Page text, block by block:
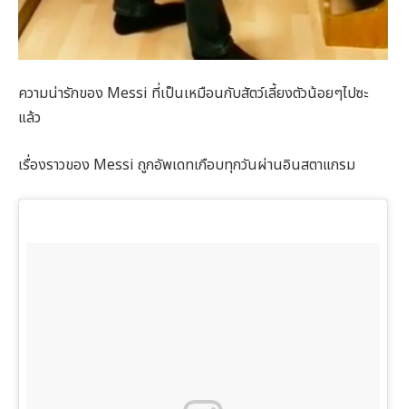
ความน่ารักของ Messi ที่เป็นเหมือนกับสัตว์เลี้ยงตัวน้อยๆไปซะ
แล้ว
เรื่องราวของ Messi ถูกอัพเดทเกือบทุกวันผ่านอินสตาแกรม